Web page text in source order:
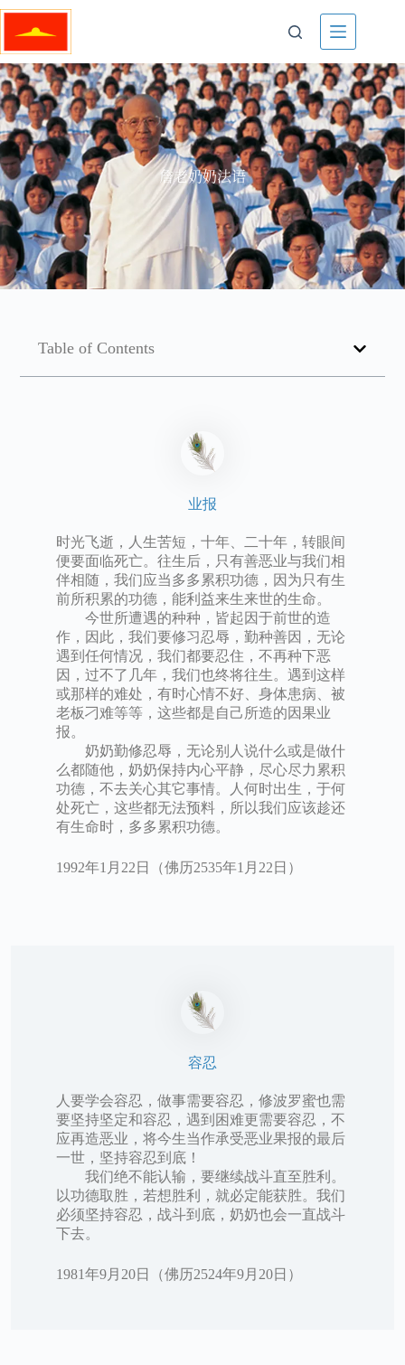
詹老奶奶法语
Table of Contents
业报
时光飞逝，人生苦短，十年、二十年，转眼间
便要面临死亡。往生后，只有善恶业与我们相
伴相随，我们应当多多累积功德，因为只有生
前所积累的功德，能利益来生来世的生命。
今世所遭遇的种种，皆起因于前世的造
作，因此，我们要修习忍辱，勤种善因，无论
遇到任何情况，我们都要忍住，不再种下恶
因，过不了几年，我们也终将往生。遇到这样
或那样的难处，有时心情不好、身体患病、被
老板刁难等等，这些都是自己所造的因果业
报。
奶奶勤修忍辱，无论别人说什么或是做什
么都随他，奶奶保持内心平静，尽心尽力累积
功德，不去关心其它事情。人何时出生，于何
处死亡，这些都无法预料，所以我们应该趁还
有生命时，多多累积功德。
1992年1月22日（佛历2535年1月22日）
容忍
人要学会容忍，做事需要容忍，修波罗蜜也需
要坚持坚定和容忍，遇到困难更需要容忍，不
应再造恶业，将今生当作承受恶业果报的最后
一世，坚持容忍到底！
我们绝不能认输，要继续战斗直至胜利。
以功德取胜，若想胜利，就必定能获胜。我们
必须坚持容忍，战斗到底，奶奶也会一直战斗
下去。
1981年9月20日（佛历2524年9月20日）